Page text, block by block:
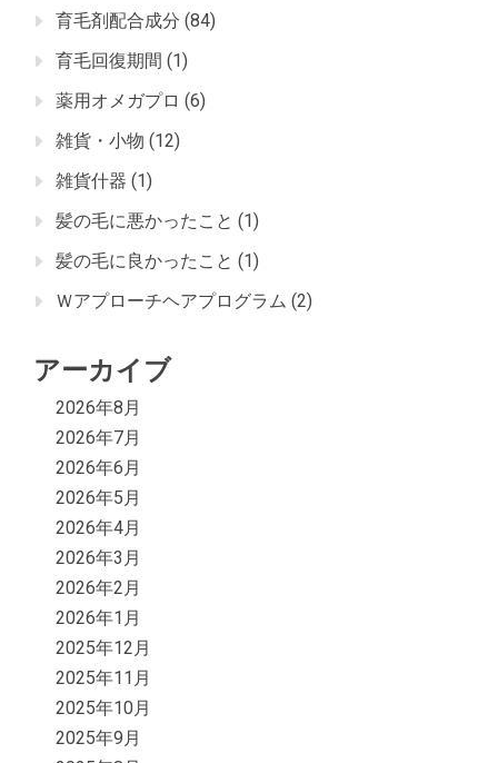
育毛剤配合成分 (84)
育毛回復期間 (1)
薬用オメガプロ (6)
雑貨・小物 (12)
雑貨什器 (1)
髪の毛に悪かったこと (1)
髪の毛に良かったこと (1)
Ｗアプローチヘアプログラム (2)
アーカイブ
2026年8月
2026年7月
2026年6月
2026年5月
2026年4月
2026年3月
2026年2月
2026年1月
2025年12月
2025年11月
2025年10月
2025年9月